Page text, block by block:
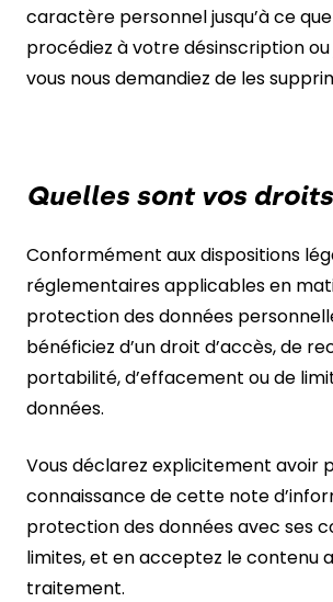
caractère personnel jusqu’à ce
procédiez à votre désinscription ou
vous nous demandiez de les
Quelles sont vos
Conformément aux dispositions
réglementaires applicables en
protection des données
bénéficiez d’un droit d’accès, de
portabilité, d’effacement ou de
données.
Vous déclarez explicitement avoir
connaissance de cette note
protection des données avec ses
limites, et en acceptez le contenu
traitement.